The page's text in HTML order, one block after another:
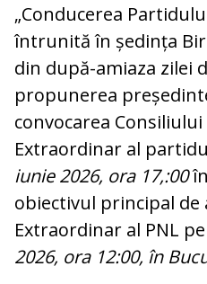
„Conducerea
întrunită în ședința
din după-amiaza zilei
propunerea
convocarea
Extraordinar al
iunie 2026, ora 17,:00
obiectivul principal de
Extraordinar al PNL
2026, ora 12:00, în